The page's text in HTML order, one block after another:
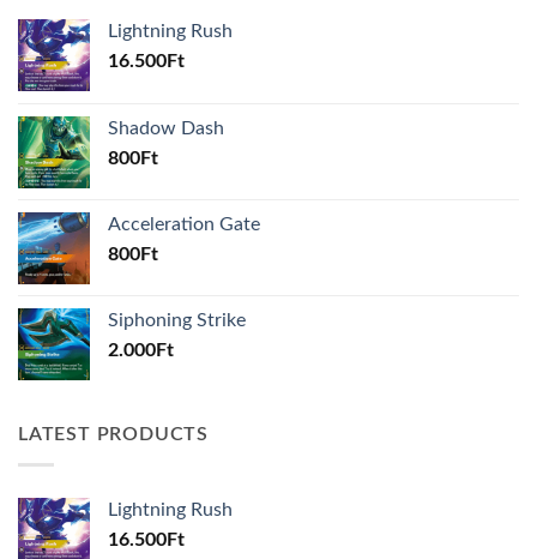
Lightning Rush
16.500Ft
Shadow Dash
800Ft
Acceleration Gate
800Ft
Siphoning Strike
2.000Ft
LATEST PRODUCTS
Lightning Rush
16.500Ft